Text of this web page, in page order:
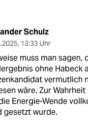
Schulz
, 13:33 Uhr
muss man sagen,
ohne Habeck
vermutlich
wäre. Zur
Energie-Wende
gesetzt wurde.